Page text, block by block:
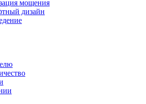
мощения
дизайн